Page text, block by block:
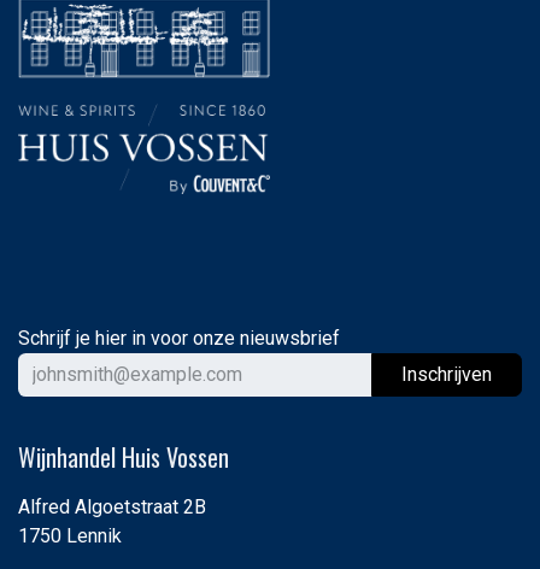
Schrijf je hier in voor onze nieuwsbrief
Inschrijven
Wijnhandel Huis Vossen
Alfred Algoetstraat 2B
1750 Lennik